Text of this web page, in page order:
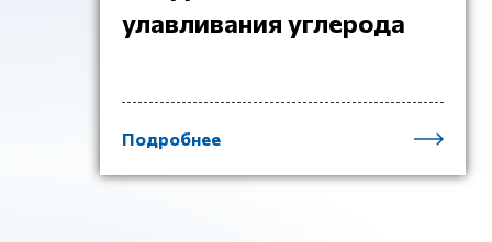
улавливания углерода
Подробнее